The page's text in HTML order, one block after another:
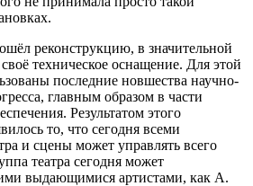
реконструкцию, в значительной
техническое оснащение. Для этой
последние новшества научно-
главным образом в части
Результатом этого
то, что сегодня всеми
и сцены может управлять всего
театра сегодня может
выдающимися артистами, как А.